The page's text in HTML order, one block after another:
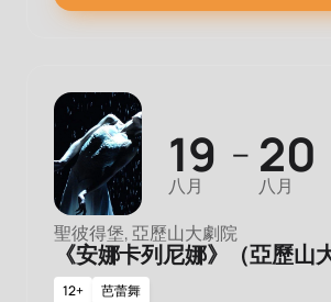
19
八月
— 20
八月
聖彼得堡, 亞歷山大劇院
《安娜卡列尼娜》（亞歷山
12+ 芭蕾舞